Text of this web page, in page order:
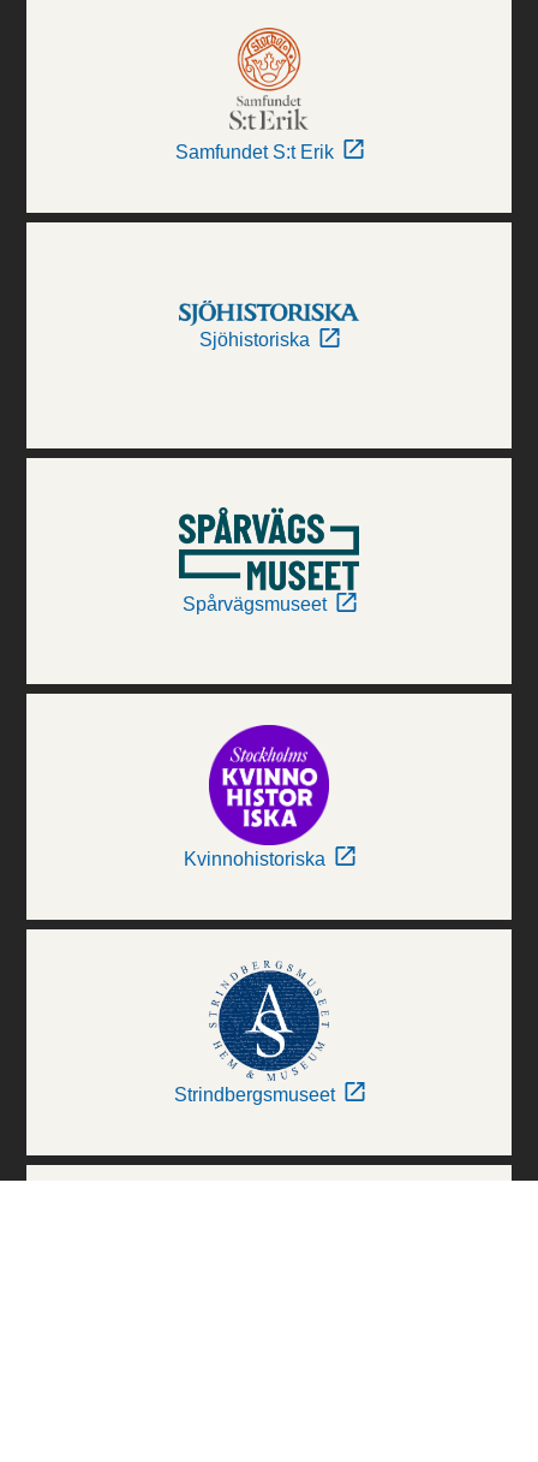
Samfundet S:t Erik
Sjöhistoriska
Spårvägsmuseet
Kvinnohistoriska
Strindbergsmuseet